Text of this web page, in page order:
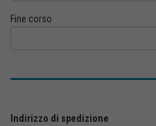
Fine corso
Indirizzo di spedizione